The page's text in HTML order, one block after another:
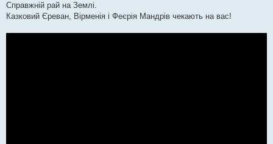
Справжній рай на Землі.
Казковий Єреван, Вірменія і Феєрія Мандрів чекають на вас!